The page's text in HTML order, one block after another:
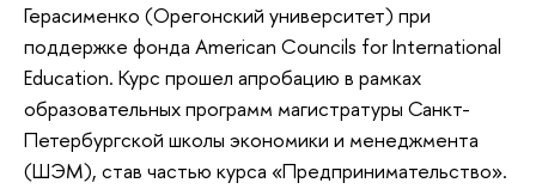
Герасименко (Орегонский университет) при
поддержке фонда American Councils for International
Education. Курс прошел апробацию в рамках
образовательных программ магистратуры Санкт-
Петербургской школы экономики и менеджмента
(ШЭМ), став частью курса «Предпринимательство».